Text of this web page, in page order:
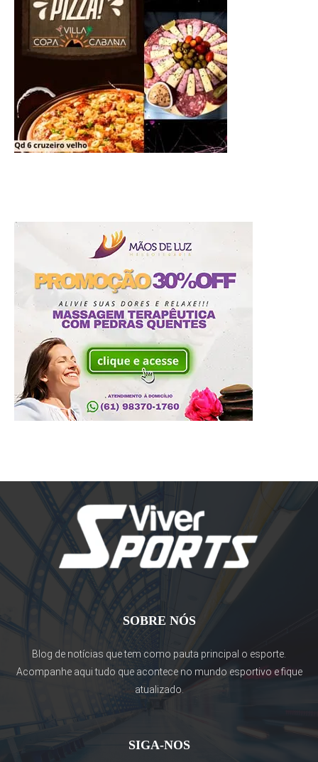
SOBRE NÓS
Blog de notícias que tem como pauta principal o esporte.
Acompanhe aqui tudo que acontece no mundo esportivo e fique
atualizado.
SIGA-NOS